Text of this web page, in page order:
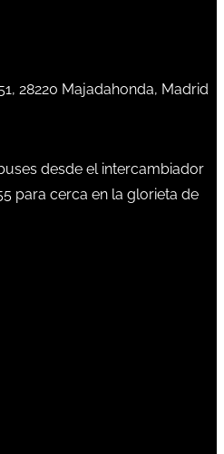
28220 Majadahonda, Madrid
desde el intercambiador
para cerca en la glorieta de